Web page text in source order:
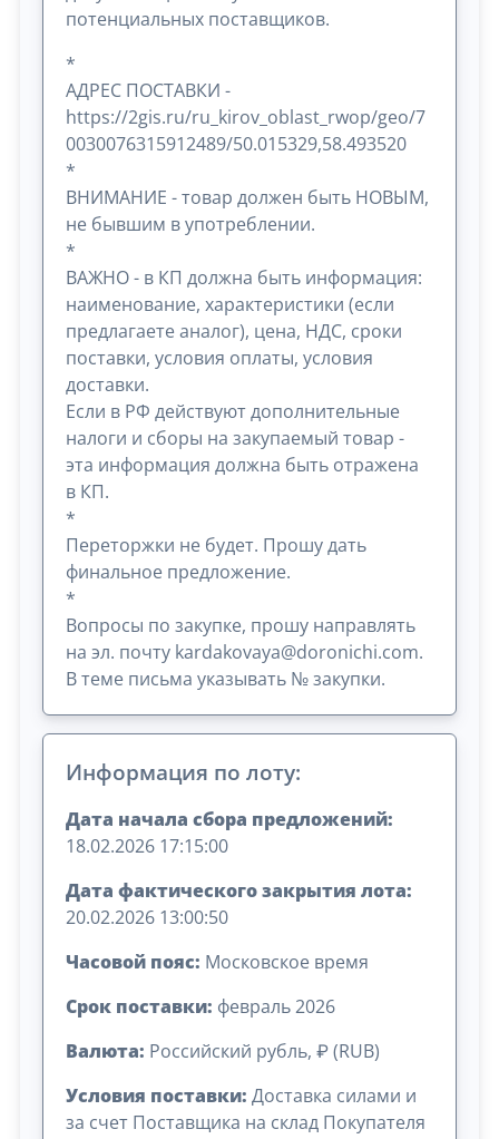
потенциальных поставщиков.
*
АДРЕС ПОСТАВКИ -
https://2gis.ru/ru_kirov_oblast_rwop/geo/7
0030076315912489/50.015329,58.493520
*
ВНИМАНИЕ - товар должен быть НОВЫМ,
не бывшим в употреблении.
*
ВАЖНО - в КП должна быть информация:
наименование, характеристики (если
предлагаете аналог), цена, НДС, сроки
поставки, условия оплаты, условия
доставки.
Если в РФ действуют дополнительные
налоги и сборы на закупаемый товар -
эта информация должна быть отражена
в КП.
*
Переторжки не будет. Прошу дать
финальное предложение.
*
Вопросы по закупке, прошу направлять
на эл. почту kardakovaya@doronichi.com.
В теме письма указывать № закупки.
Информация по лоту:
Дата начала сбора предложений:
18.02.2026 17:15:00
Дата фактического закрытия лота:
20.02.2026 13:00:50
Часовой пояс: Московское время
Срок поставки: февраль 2026
Валюта: Российский рубль, ₽ (RUB)
Условия поставки: Доставка силами и
за счет Поставщика на склад Покупателя